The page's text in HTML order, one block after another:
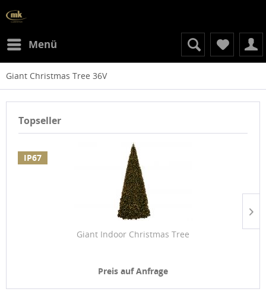
Menü
Giant Christmas Tree 36V
Topseller
IP67
Giant Indoor Christmas Tree
Preis auf Anfrage